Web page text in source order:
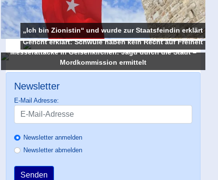
„Ich bin Zionistin“ und wurde zur Staatsfeindin erklärt
Gericht erklärt: Schwule haben kein Recht auf Freiheit
Messerattacke in Gelsenkirchen: Jagd durch die Stadt –
Mordkommission ermittelt
Newsletter
E-Mail Adresse:
Newsletter anmelden
Newsletter abmelden
Senden